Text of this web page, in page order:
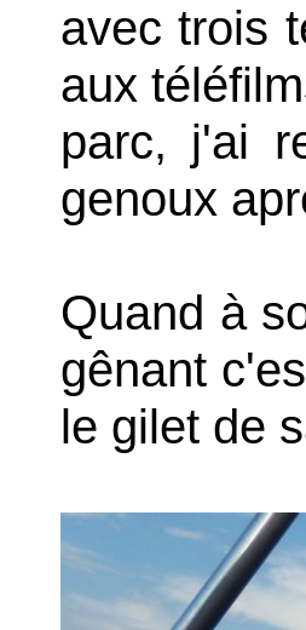
avec trois
aux
parc, j'ai
genoux
Quand à
gênant
le gilet de